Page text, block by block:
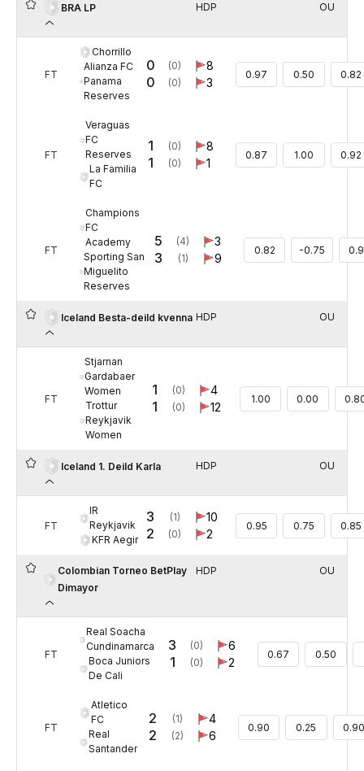
BRA LP HDP OU
FT
Chorrillo
Alianza FC
Panama
Reserves
0
0
(0)
(0)
8
3
0.97 0.50 0.82
FT
Veraguas
FC
Reserves
La Familia
FC
1
1
(0)
(0)
8
1
0.87 1.00 0.92
FT
Champions
FC
Academy
Sporting San
Miguelito
Reserves
5
3
(4)
(1)
3
9
0.82 -0.75
Iceland Besta-deild kvenna HDP OU
FT
Stjarnan
Gardabaer
Women
Trottur
Reykjavik
Women
1
1
(0)
(0)
4
12
1.00 0.00
Iceland 1. Deild Karla HDP OU
FT
IR
Reykjavik
KFR Aegir
3
2
(1)
(0)
10
2
0.95 0.75 0.85
Colombian Torneo BetPlay
Dimayor
HDP OU
FT
Real Soacha
Cundinamarca
Boca Juniors
De Cali
3
1
(0)
(0)
6
2
0.67 0.50
FT
Atletico
FC
Real
Santander
2
2
(1)
(2)
4
6
0.90 0.25 0.90